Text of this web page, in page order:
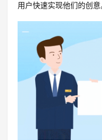
用户快速实现他们的创意